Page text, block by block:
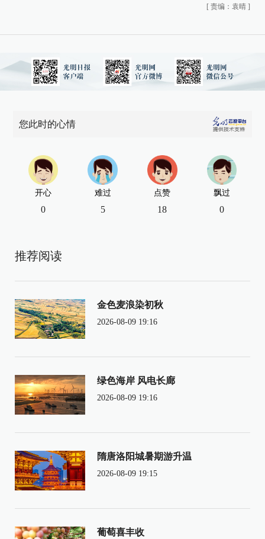
[ 责编：袁晴 ]
您此时的心情
开心
0
难过
5
点赞
18
飘过
0
推荐阅读
金色麦浪染初秋
2026-08-09 19:16
绿色海岸 风电长廊
2026-08-09 19:16
隋唐洛阳城暑期游升温
2026-08-09 19:15
葡萄喜丰收